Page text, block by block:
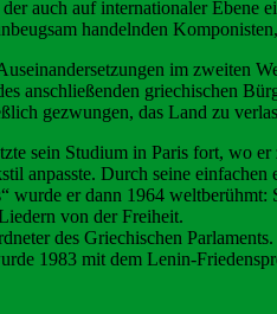
auch auf internationaler
handelnden
im zweiten
anschließenden griechischen
gezwungen, das Land zu
sein Studium in Paris fort, wo
anpasste. Durch seine
er dann 1964
von der Freiheit.
des Griechischen
1983 mit dem Lenin-